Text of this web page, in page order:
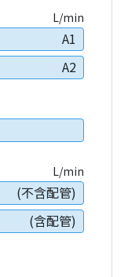
A1
L/min
A2
(不含配管)
L/min
(含配管)